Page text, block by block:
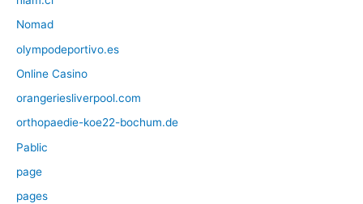
Nomad
olympodeportivo.es
Online Casino
orangeriesliverpool.com
orthopaedie-koe22-bochum.de
Pablic
page
pages